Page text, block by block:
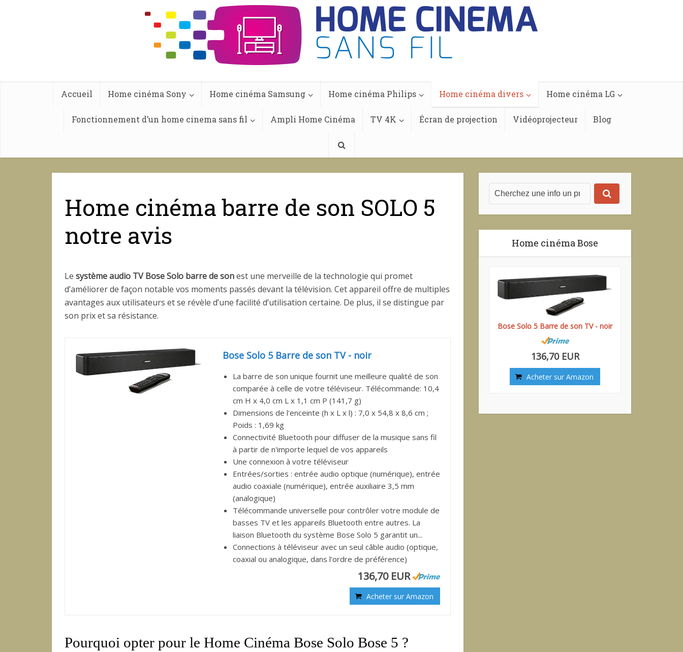
Accueil Home cinéma Sony Home cinéma Samsung Home cinéma Philips Home cinéma divers Home cinéma LG
Fonctionnement d’un home cinema sans fil Ampli Home Cinéma TV 4K Écran de projection Vidéoprojecteur Blog
Home cinéma barre de son SOLO 5
notre avis
Le système audio TV Bose Solo barre de sonest une merveille de la technologie qui promet
d’améliorer de façon notable vos moments passés devant la télévision. Cet appareil offre de multiples
avantages aux utilisateurs et se révèle d’une facilité d’utilisation certaine. De plus, il se distingue par
son prix et sa résistance.
Bose Solo 5 Barre de son TV - noir
La barre de son unique fournit une meilleure qualité de son
comparée à celle de votre téléviseur. Télécommande: 10,4
cm H x 4,0 cm L x 1,1 cm P (141,7 g)
Dimensions de l'enceinte (h x L x l) : 7,0 x 54,8 x 8,6 cm ;
Poids : 1,69 kg
Connectivité Bluetooth pour diffuser de la musique sans fil
à partir de n'importe lequel de vos appareils
Une connexion à votre téléviseur
Entrées/sorties : entrée audio optique (numérique), entrée
audio coaxiale (numérique), entrée auxiliaire 3,5 mm
(analogique)
Télécommande universelle pour contrôler votre module de
basses TV et les appareils Bluetooth entre autres. La
liaison Bluetooth du système Bose Solo 5 garantit un...
Connections à téléviseur avec un seul câble audio (optique,
coaxial ou analogique, dans l’ordre de préférence)
136,70 EUR
Acheter sur Amazon
Pourquoi opter pour le Home Cinéma Bose Solo Bose 5 ?
Home cinéma Bose
Bose Solo 5 Barre de son TV - noir
136,70 EUR
Acheter sur Amazon